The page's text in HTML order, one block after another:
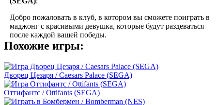
Добро пожаловать в клуб, в котором вы сможете поиграть в
маджонг с красивыми девушка, которые будут раздеваться
после каждой вашей победы.
Похожие игры:
Дворец Цезаря / Caesars Palace (SEGA)
Оттифантс / Ottifants (SEGA)